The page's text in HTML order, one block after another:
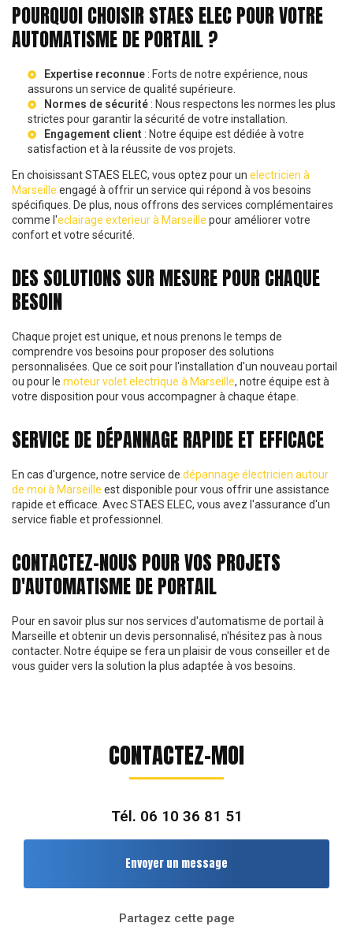
POURQUOI CHOISIR STAES ELEC POUR VOTRE
AUTOMATISME DE PORTAIL ?
Expertise reconnue : Forts de notre expérience, nous
assurons un service de qualité supérieure.
Normes de sécurité : Nous respectons les normes les plus
strictes pour garantir la sécurité de votre installation.
Engagement client : Notre équipe est dédiée à votre
satisfaction et à la réussite de vos projets.
En choisissant STAES ELEC, vous optez pour un electricien à
Marseille engagé à offrir un service qui répond à vos besoins
spécifiques. De plus, nous offrons des services complémentaires
comme l'eclairage exterieur à Marseille pour améliorer votre
confort et votre sécurité.
DES SOLUTIONS SUR MESURE POUR CHAQUE
BESOIN
Chaque projet est unique, et nous prenons le temps de
comprendre vos besoins pour proposer des solutions
personnalisées. Que ce soit pour l'installation d'un nouveau portail
ou pour le moteur volet electrique à Marseille, notre équipe est à
votre disposition pour vous accompagner à chaque étape.
SERVICE DE DÉPANNAGE RAPIDE ET EFFICACE
En cas d'urgence, notre service de dépannage électricien autour
de moi à Marseille est disponible pour vous offrir une assistance
rapide et efficace. Avec STAES ELEC, vous avez l'assurance d'un
service fiable et professionnel.
CONTACTEZ-NOUS POUR VOS PROJETS
D'AUTOMATISME DE PORTAIL
Pour en savoir plus sur nos services d'automatisme de portail à
Marseille et obtenir un devis personnalisé, n'hésitez pas à nous
contacter. Notre équipe se fera un plaisir de vous conseiller et de
vous guider vers la solution la plus adaptée à vos besoins.
CONTACTEZ-MOI
Tél. 06 10 36 81 51
Envoyer un message
Partagez cette page